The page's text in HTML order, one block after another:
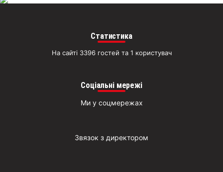
Статистика
На сайті 3396 гостей та 1 користувач
Соціальні мережі
Ми у соцмережах
Звязок з директором